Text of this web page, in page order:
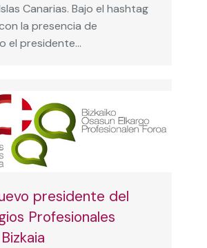
Canarias. Bajo el hashtag
la presencia de
el presidente…
presidente del
Profesionales